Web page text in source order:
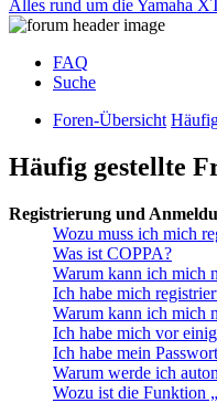
Alles rund um die Yamaha
FAQ
Suche
Foren-Übersicht
Häufig gestellte
Registrierung und
Wozu muss ich mich
Was ist COPPA?
Warum kann ich mich
Ich habe mich
Warum kann ich mich
Ich habe mich vor
Ich habe mein
Warum werde ich
Wozu ist die Funktion